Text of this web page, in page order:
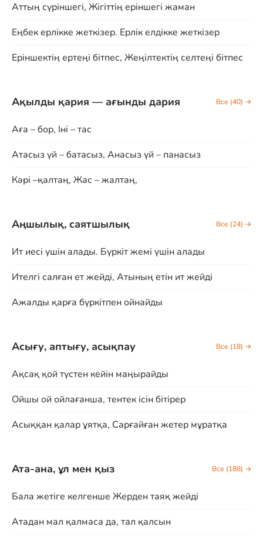
Аттың сүріншегі, Жігіттің еріншегі жаман
Еңбек ерлікке жеткізер. Ерлік елдікке жеткізер
Еріншектің ертеңі бітпес, Жеңілтектің селтеңі бітпес
Ақылды қария — ағынды дария Все (40) →
Аға – бор, Іні – тас
Атасыз үй – батасыз, Анасыз үй – панасыз
Кәрі –қалтаң, Жас – жалтаң,
Аңшылық, саятшылық Все (24) →
Ит иесі үшін алады. Бүркіт жемі үшін алады
Ителгі салған ет жейді, Атының етін ит жейді
Ажалды қарға бүркітпен ойнайды
Асығу, аптығу, асықпау Все (18) →
Ақсақ қой түстен кейін маңырайды
Ойшы ой ойлағанша, тентек ісін бітірер
Асыққан қалар ұятқа, Сарғайған жетер мұратқа
Ата-ана, ұл мен қыз Все (188) →
Бала жетіге келгенше Жерден таяқ жейді
Атадан мал қалмаса да, тал қалсын